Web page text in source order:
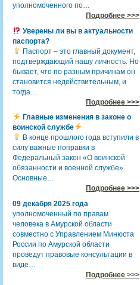
уполномоченного по…
Подробнее >>>
Уверены ли вы в актуальности
паспорта?
Паспорт – это главный документ,
подтверждающий нашу личность. Но
бывает, что по разным причинам он
становится недействительным, и
тогда…
Подробнее >>>
Главные изменения в законе о
воинской службе
В конце прошлого года вступили в
силу важные поправки в
Федеральный закон «О воинской
обязанности и военной службе».
Основные…
Подробнее >>>
09 декабря 2025 года
уполномоченный по правам
человека в Амурской области
совместно с Управлением Минюста
России по Амурской области
проведут правовые консультации в
виде…
Подробнее >>>